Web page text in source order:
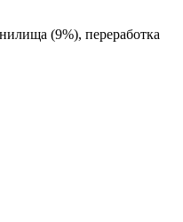
(9%), переработка